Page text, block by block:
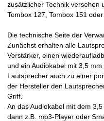
zusätzlicher Technik versehen
Tombox 127, Tombox 151 oder
Die technische Seite der
Zunächst erhalten alle
Verstärker, einen
und ein Audiokabel mit 3,5
Lautsprecher auch zu einer
der Hersteller den
Griff.
An das Audiokabel mit dem
dann z.B. mp3-Player oder